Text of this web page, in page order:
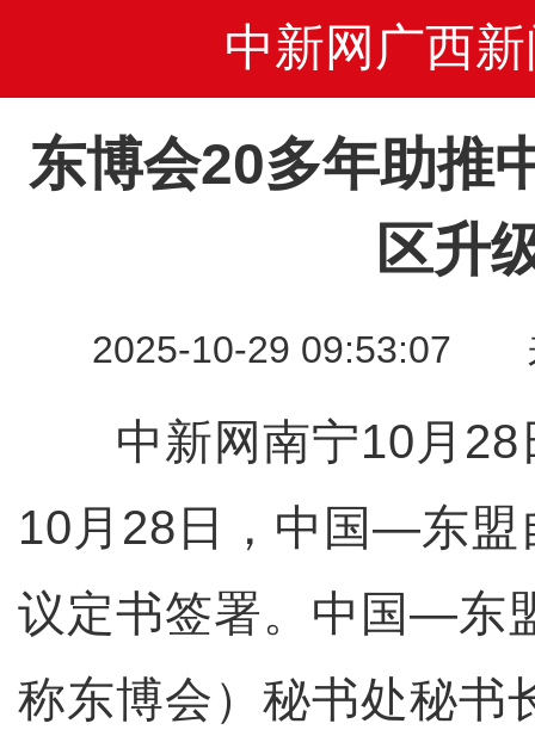
中新网广西新
东博会20多年助推
区升
2025-10-29 09:53:07
中新网南宁10月28
10月28日，中国—东盟
议定书签署。中国—东
称东博会）秘书处秘书